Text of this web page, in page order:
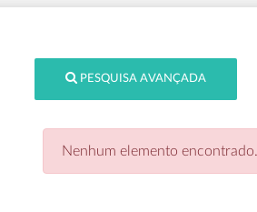
PESQUISA AVANÇADA
Nenhum elemento encontrado.